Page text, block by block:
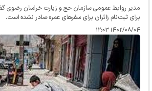
مدیر روابط عمومی سازمان حج و زیارت خراسان رضوی
برای ثبت‌نام زائران برای سفرهای عمره صادر نشده است.
۱۴۰۲/۰۸/۰۴ ۱۲:۰۳